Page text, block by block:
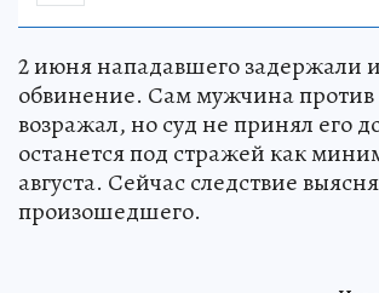
2 июня нападавшего задержали
обвинение. Сам мужчина против
возражал, но суд не принял его
останется под стражей как
августа. Сейчас следствие
произошедшего.